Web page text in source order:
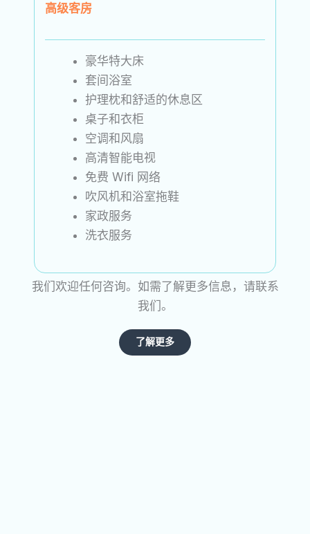
高级客房
豪华特大床
套间浴室
护理枕和舒适的休息区
桌子和衣柜
空调和风扇
高清智能电视
免费 Wifi 网络
吹风机和浴室拖鞋
家政服务
洗衣服务
我们欢迎任何咨询。如需了解更多信息，请联系
我们。
了解更多